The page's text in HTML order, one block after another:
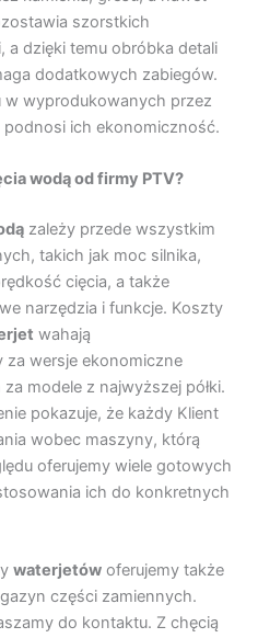
szorstkich
dzięki temu obróbka detali
dodatkowych zabiegów.
wyprodukowanych przez
ich ekonomiczność.
wodą od firmy PTV?
zależy przede wszystkim
takich jak moc silnika,
cięcia, a także
narzędzia i funkcje. Koszty
wahają
za wersje ekonomiczne
modele z najwyższej półki.
pokazuje, że każdy Klient
wobec maszyny, którą
oferujemy wiele gotowych
ich do konkretnych
waterjetów oferujemy także
części zamiennych.
do kontaktu. Z chęcią